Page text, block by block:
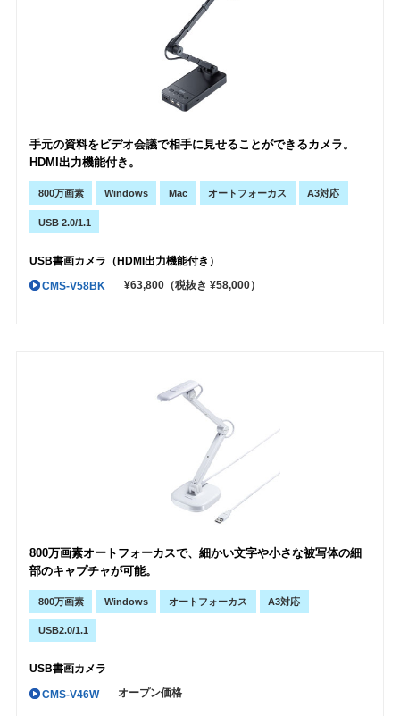
手元の資料をビデオ会議で相手に見せることができるカメラ。
HDMI出力機能付き。
800万画素 Windows Mac オートフォーカス A3対応
USB 2.0/1.1
USB書画カメラ（HDMI出力機能付き）
CMS-V58BK ¥63,800 （税抜き ¥58,000）
800万画素オートフォーカスで、細かい文字や小さな被写体の細
部のキャプチャが可能。
800万画素 Windows オートフォーカス A3対応
USB2.0/1.1
USB書画カメラ
CMS-V46W オープン価格